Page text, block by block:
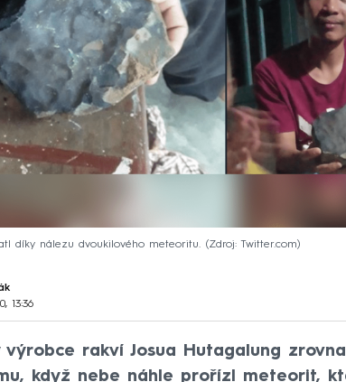
díky nálezu dvoukilového meteoritu. Zdroj: Twitter.com
13:36
výrobce rakví Josua Hutagalung
když nebe náhle prořízl meteorit,